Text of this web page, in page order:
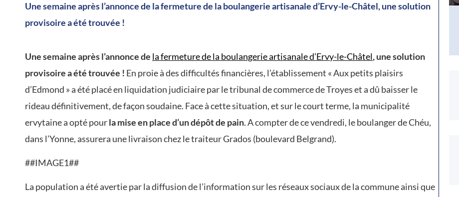
Une semaine après l’annonce de la fermeture de la boulangerie artisanale d’Ervy-le-Châtel, une solution
provisoire a été trouvée !
Une semaine après l’annonce de la fermeture de la boulangerie artisanale d’Ervy-le-Châtel, une solution
provisoire a été trouvée ! En proie à des difficultés financières, l’établissement « Aux petits plaisirs
d’Edmond » a été placé en liquidation judiciaire par le tribunal de commerce de Troyes et a dû baisser le
rideau définitivement, de façon soudaine. Face à cette situation, et sur le court terme, la municipalité
ervytaine a opté pourla mise en place d’un dépôt de pain. A compter de ce vendredi, le boulanger de Chéu,
dans l’Yonne, assurera une livraison chez le traiteur Grados (boulevard Belgrand).
##IMAGE1##
La population a été avertie par la diffusion de l’information sur les réseaux sociaux de la commune ainsi que